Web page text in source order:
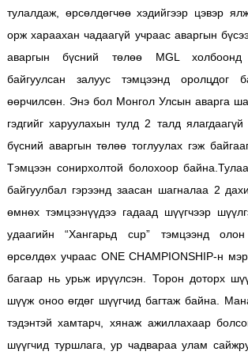
тулалдаж, өрсөлдөгчөө хэдийгээр цэвэр
орж хараахан чадаагүй учраас аваргын
аваргын бүсний төлөө MGL холбоонд
байгуулсан залуус тэмцээнд оролцдог
өөрчилсөн. Энэ бол Монгол Улсын аварга
гэдгийг харуулахын тулд 2 талд
бүсний аваргын төлөө тоглуулах гэж
Тэмцээн сонирхолтой болохоор
байгуулбал гэрээнд заасан шагналаа 2
өмнөх тэмцээнүүдээ гадаад шүүгчээр
удаагийн “Хангарьд cup” тэмцээнд
өрсөлдөх учраас ONE CHAMPIONSHIP-н
багаар нь урьж ирүүлсэн. Торон доторх
шүүж оноо өгдөг шүүгчид багтаж байна.
тэдэнтэй хамтарч, хянаж ажиллахаар
шүүгчид туршлага, ур чадвараа улам